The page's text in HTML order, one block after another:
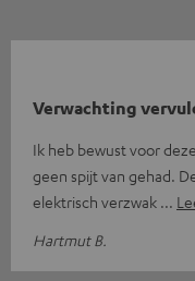
Verwachting
Ik heb bewust voor
geen spijt van gehad.
elektrisch verzwak
Hartmut B.